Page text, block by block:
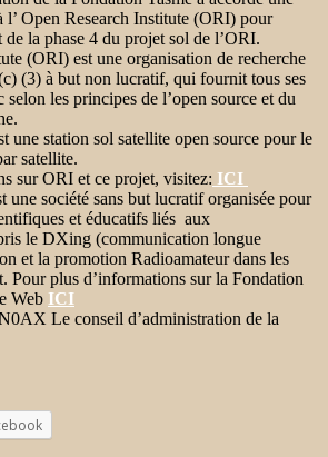
l’ Open Research Institute (ORI) pour
de la phase 4 du projet sol de l’ORI.
(ORI) est une organisation de recherche
(3) à but non lucratif, qui fournit tous ses
les principes de l’open source et du
une station sol satellite open source pour le
satellite.
sur ORI et ce projet, visitez: ICI
une société sans but lucratif organisée pour
et éducatifs liés aux
le DXing (communication longue
et la promotion Radioamateur dans les
Pour plus d’informations sur la Fondation
Web ICI
Le conseil d’administration de la